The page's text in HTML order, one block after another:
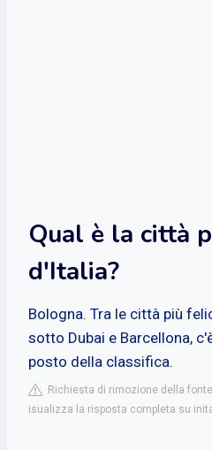
Qual è la città
d'Italia?
Bologna. Tra le città più
sotto Dubai e Barcellona,
posto della classifica.
Richiesta di rimozione della fonte
isualizza la risposta completa su